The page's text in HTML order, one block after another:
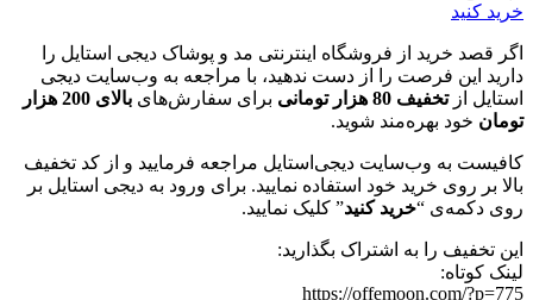
خرید کنید
اگر قصد خرید از فروشگاه اینترنتی مد و پوشاک دیجی استایل را
دارید این فرصت را از دست ندهید، با مراجعه به وب‌سایت دیجی
استایل ازتخفیف 80 هزار تومانی برای سفارش‌های
بالای 200 هزار
تومان خود بهره‌مند شوید.
کافیست به وب‌سایت دیجی‌استایل مراجعه فرمایید و از کد تخفیف
بالا بر روی خرید خود استفاده نمایید. برای ورود به دیجی استایل بر
روی دکمه‌ی “خرید کنید” کلیک نمایید.
این تخفیف را به اشتراک بگذارید:
لینک کوتاه:
https://offemoon.com/?p=775